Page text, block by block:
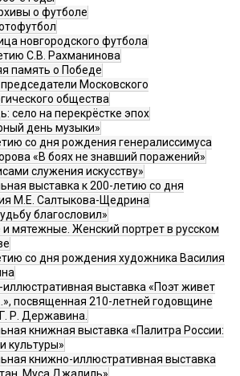
о футболе
новгородского футбола
С.В. Рахманинова
память о Победе
Московского
общества
село на перекрёстке эпох
день музыки»
со дня рождения генералиссимуса
«В боях не знавший поражений»
служения искусству»
выставка к 200-летию со дня
М.Е. Салтыкова-Щедрина
благословил»
мятежные. Женский портрет в русском
со дня рождения художника Василия
выставка «Поэт живет
посвященная 210-летней годовщине
Р. Державина.
книжная выставка «Палитра России:
культуры»
книжно-иллюстративная выставка